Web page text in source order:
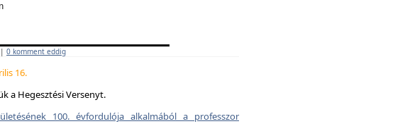
| 0 komment eddig
16.
a Hegesztési Versenyt.
100. évfordulója alkalmából a professzor